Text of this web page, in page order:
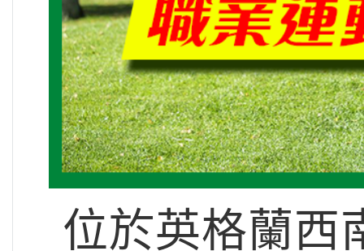
位於英格蘭西